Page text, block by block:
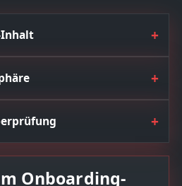
+
+
+
Onboarding-